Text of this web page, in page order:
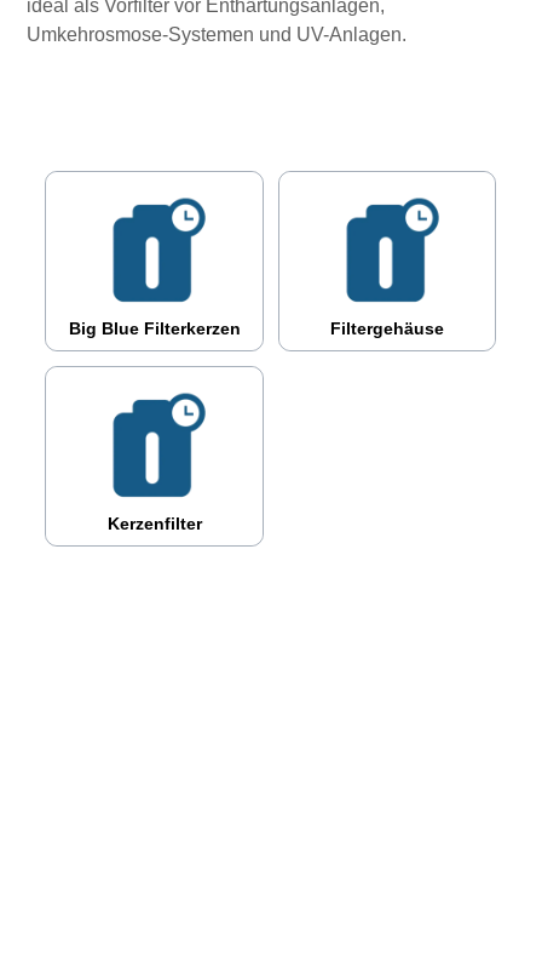
ideal als Vorfilter vor Enthärtungsanlagen,
Umkehrosmose-Systemen und UV-Anlagen.
Big Blue Filterkerzen Filtergehäuse
Kerzenfilter